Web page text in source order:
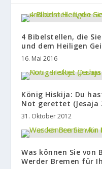
4 Bibelstellen, die
und dem Heiligen
16. Mai 2016
König Hiskija: Du
Not gerettet (Jesaja
31. Oktober 2012
Was können Sie von
Werder Bremen für